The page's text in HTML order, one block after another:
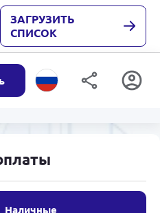
ЗАГРУЗИТЬ
СПИСОК
Наличные